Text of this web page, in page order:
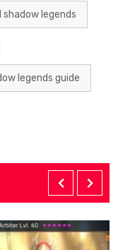
shadow legends
legends guide